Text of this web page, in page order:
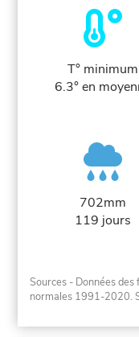
T° minimum
6.3° en
702mm
119 jours
Sources - Données
normales 1991-2020.